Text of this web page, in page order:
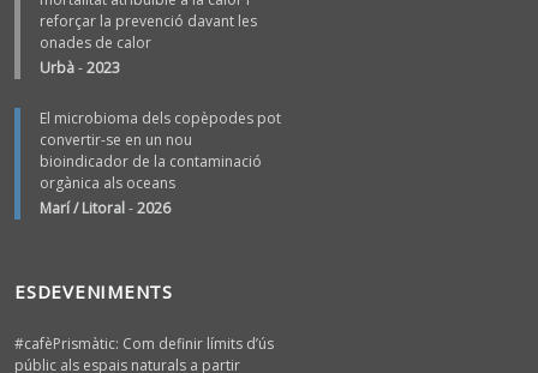
reforçar la prevenció davant les
onades de calor
Urbà-2023
El microbioma dels copèpodes pot
convertir-se en un nou
bioindicador de la contaminació
orgànica als oceans
Marí / Litoral-2026
ESDEVENIMENTS
#cafèPrismàtic: Com definir límits d’ús
públic als espais naturals a partir